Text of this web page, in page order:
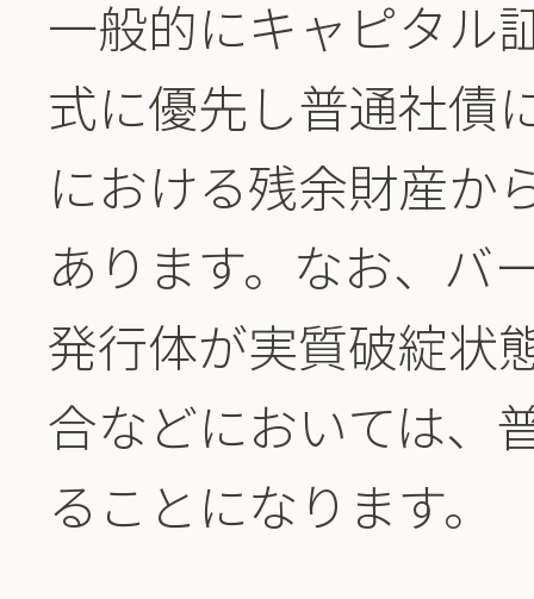
一般的にキャピタル
式に優先し普通社債
における残余財産か
あります。なお、バ
発行体が実質破綻状
合などにおいては、
ることになります。